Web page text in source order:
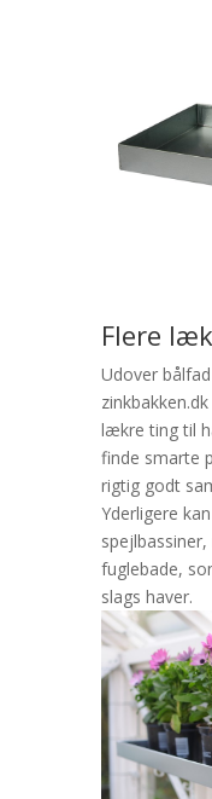
Flere
Udover
lækre ting til
finde smarte
rigtig godt
Yderligere
fuglebade,
slags haver.